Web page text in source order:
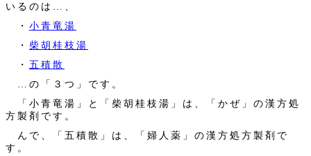
いるのは…、
・ 小青竜湯
・ 柴胡桂枝湯
・ 五積散
…の「３つ」です。
「小青竜湯」と「柴胡桂枝湯」は、「かぜ」の漢方処
方製剤です。
んで、「五積散」は、「婦人薬」の漢方処方製剤で
す。